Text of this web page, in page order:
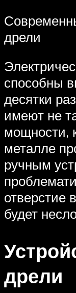
дрели
способны
десятки
имеют не
мощности,
металле
ручным
отверстие
будет
дрели